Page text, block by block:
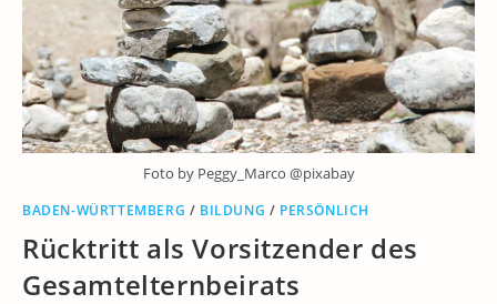
Foto by Peggy_Marco @pixabay
BADEN-WÜRTTEMBERG / BILDUNG / PERSÖNLICH
Rücktritt als Vorsitzender des
Gesamtelternbeirats